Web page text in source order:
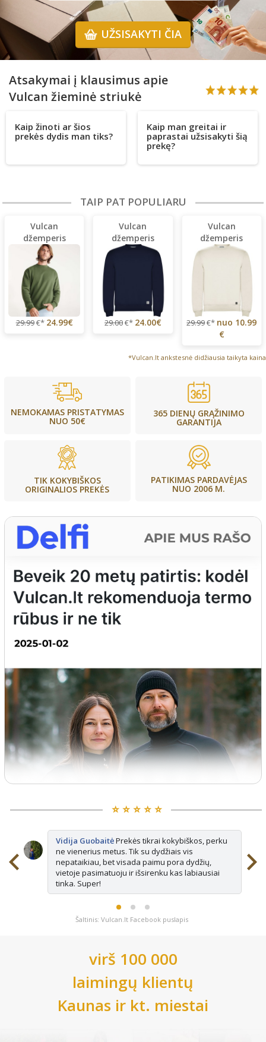
UŽSISAKYTI ČIA
Atsakymai į klausimus apie
Vulcan žieminė striukė
Kaip žinoti ar šios
prekės dydis man tiks?
Kaip man greitai ir
paprastai užsisakyti šią
prekę?
TAIP PAT POPULIARU
Vulcan
džemperis
29.99€* 24.99€
Vulcan
džemperis
29.00€* 24.00€
Vulcan
džemperis
29.99€* nuo 10.99
€
*Vulcan.lt ankstesnė didžiausia taikyta kaina
NEMOKAMAS PRISTATYMAS
NUO 50€
365 DIENŲ GRĄŽINIMO
GARANTIJA
TIK KOKYBIŠKOS
ORIGINALIOS PREKĖS
PATIKIMAS PARDAVĖJAS
NUO 2006 M.
⭐️ ⭐️ ⭐️ ⭐️ ⭐️
Vidija GuobaitėPrekės tikrai kokybiškos, perku
ne vienerius metus. Tik su dydžiais vis
nepataikiau, bet visada paimu pora dydžių,
vietoje pasimatuoju ir išsirenku kas labiausiai
tinka. Super!
Šaltinis: Vulcan.lt Facebook puslapis
virš 100 000
laimingų klientų
Kaunas ir kt. miestai